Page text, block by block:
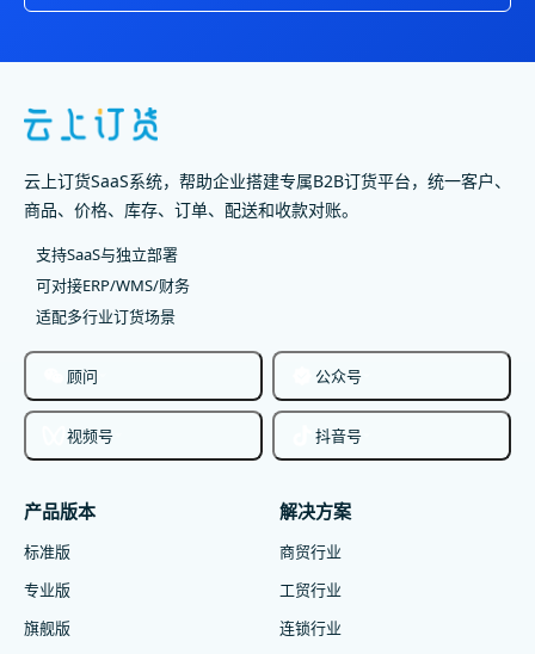
云上订货SaaS系统，帮助企业搭建专属B2B订货平台，统一客户、
商品、价格、库存、订单、配送和收款对账。
支持SaaS与独立部署
可对接ERP/WMS/财务
适配多行业订货场景
顾问 公众号
视频号 抖音号
产品版本
标准版
专业版
旗舰版
解决方案
商贸行业
工贸行业
连锁行业